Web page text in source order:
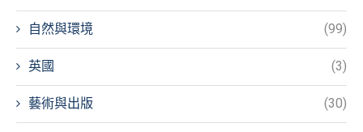
自然與環境 (99)
英國 (3)
藝術與出版 (30)